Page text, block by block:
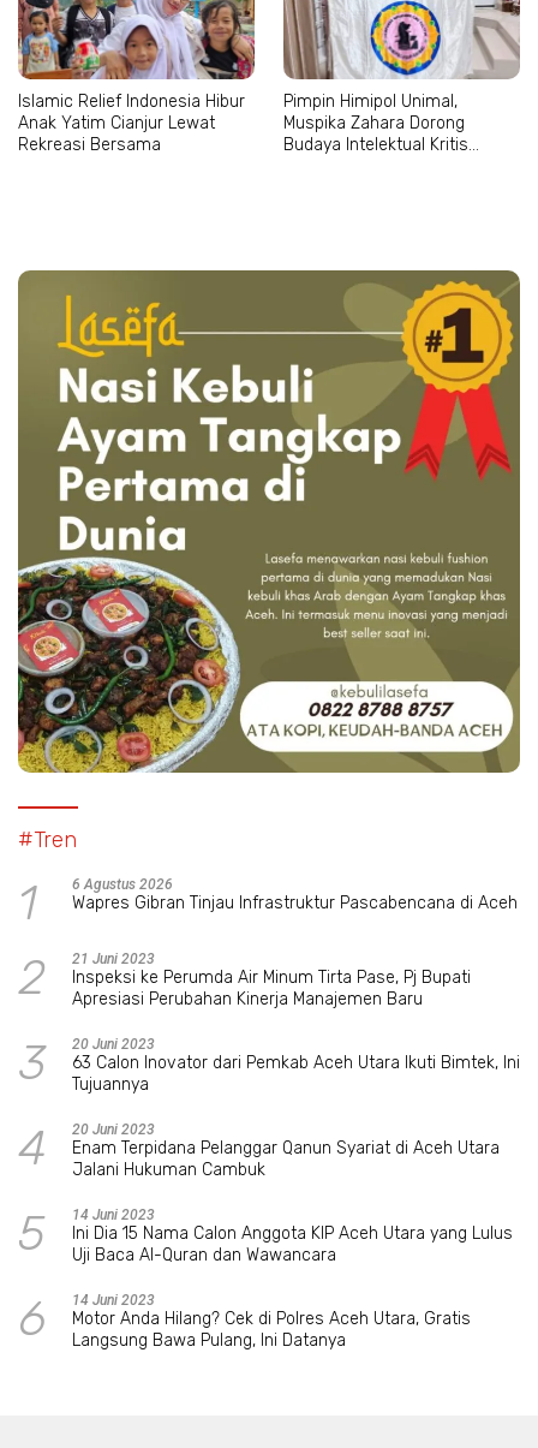
Islamic Relief Indonesia Hibur
Anak Yatim Cianjur Lewat
Rekreasi Bersama
Pimpin Himipol Unimal,
Muspika Zahara Dorong
Budaya Intelektual Kritis
#Tren
1 6 Agustus 2026
Wapres Gibran Tinjau Infrastruktur Pascabencana di Aceh
2 21 Juni 2023
Inspeksi ke Perumda Air Minum Tirta Pase, Pj Bupati
Apresiasi Perubahan Kinerja Manajemen Baru
3 20 Juni 2023
63 Calon Inovator dari Pemkab Aceh Utara Ikuti Bimtek, Ini
Tujuannya
4 20 Juni 2023
Enam Terpidana Pelanggar Qanun Syariat di Aceh Utara
Jalani Hukuman Cambuk
5 14 Juni 2023
Ini Dia 15 Nama Calon Anggota KIP Aceh Utara yang Lulus
Uji Baca Al-Quran dan Wawancara
6 14 Juni 2023
Motor Anda Hilang? Cek di Polres Aceh Utara, Gratis
Langsung Bawa Pulang, Ini Datanya